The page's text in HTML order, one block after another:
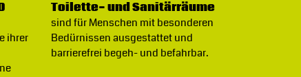
ihrer
Toilette- und Sanitärräume
sind für Menschen mit besonderen
Bedürnissen ausgestattet und
barrierefrei begeh- und befahrbar.